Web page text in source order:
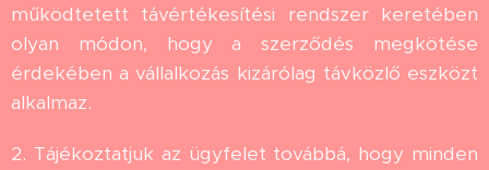
működtetett távértékesítési rendszer keretében
olyan módon, hogy a szerződés megkötése
érdekében a vállalkozás kizárólag távközlő eszközt
alkalmaz.
2. Tájékoztatjuk az ügyfelet továbbá, hogy minden